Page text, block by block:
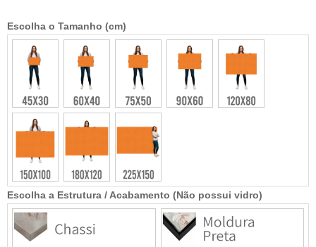
Escolha a Estrutura / Acabamento (Não possui vidro)
Escolha o Tamanho (cm)